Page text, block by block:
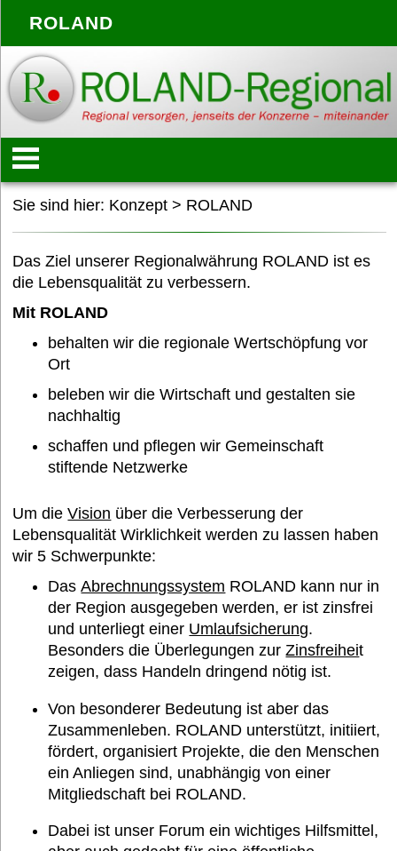
ROLAND
Startseite
Konzept
Anbieter
Termine
Bildung und Wissen e. V.
Interessantes
Medien
Sie sind hier: Konzept > ROLAND
Das Ziel unserer Regionalwährung ROLAND ist es
die Lebensqualität zu verbessern.
Mit ROLAND
behalten wir die regionale Wertschöpfung vor
Ort
beleben wir die Wirtschaft und gestalten sie
nachhaltig
schaffen und pflegen wir Gemeinschaft
stiftende Netzwerke
Um dieVision über die Verbesserung der
Lebensqualität Wirklichkeit werden zu lassen haben
wir 5 Schwerpunkte:
DasAbrechnungssystem ROLAND kann nur in
der Region ausgegeben werden, er ist zinsfrei
und unterliegt einer Umlaufsicherung.
Besonders die Überlegungen zurZinsfreiheit
zeigen, dass Handeln dringend nötig ist.
Von besonderer Bedeutung ist aber das
Zusammenleben. ROLAND unterstützt, initiiert,
fördert, organisiert Projekte, die den Menschen
ein Anliegen sind, unabhängig von einer
Mitgliedschaft bei ROLAND.
Dabei ist unser Forum ein wichtiges Hilfsmittel,